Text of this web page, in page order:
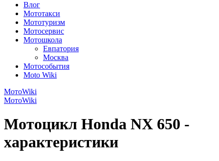
Влог
Мототакси
Мототуризм
Мотосервис
Мотошкола
Евпатория
Москва
Мотособытия
Moto Wiki
МотоWiki
МотоWiki
Мотоцикл Honda NX 650 -
характеристики